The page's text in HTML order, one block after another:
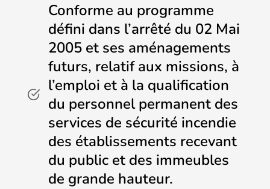
Conforme au programme
défini dans l’arrêté du 02 Mai
2005 et ses aménagements
futurs, relatif aux missions, à
l’emploi et à la qualification
du personnel permanent des
services de sécurité incendie
des établissements recevant
du public et des immeubles
de grande hauteur.